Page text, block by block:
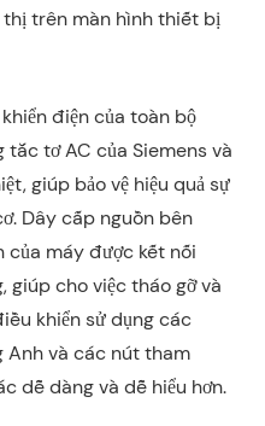
thị trên màn hình thiết bị
điện của toàn bộ
tơ AC của Siemens và
giúp bảo vệ hiệu quả sự
Dây cấp nguồn bên
của máy được kết nối
giúp cho việc tháo gỡ và
khiển sử dụng các
Anh và các nút tham
dễ dàng và dễ hiểu hơn.